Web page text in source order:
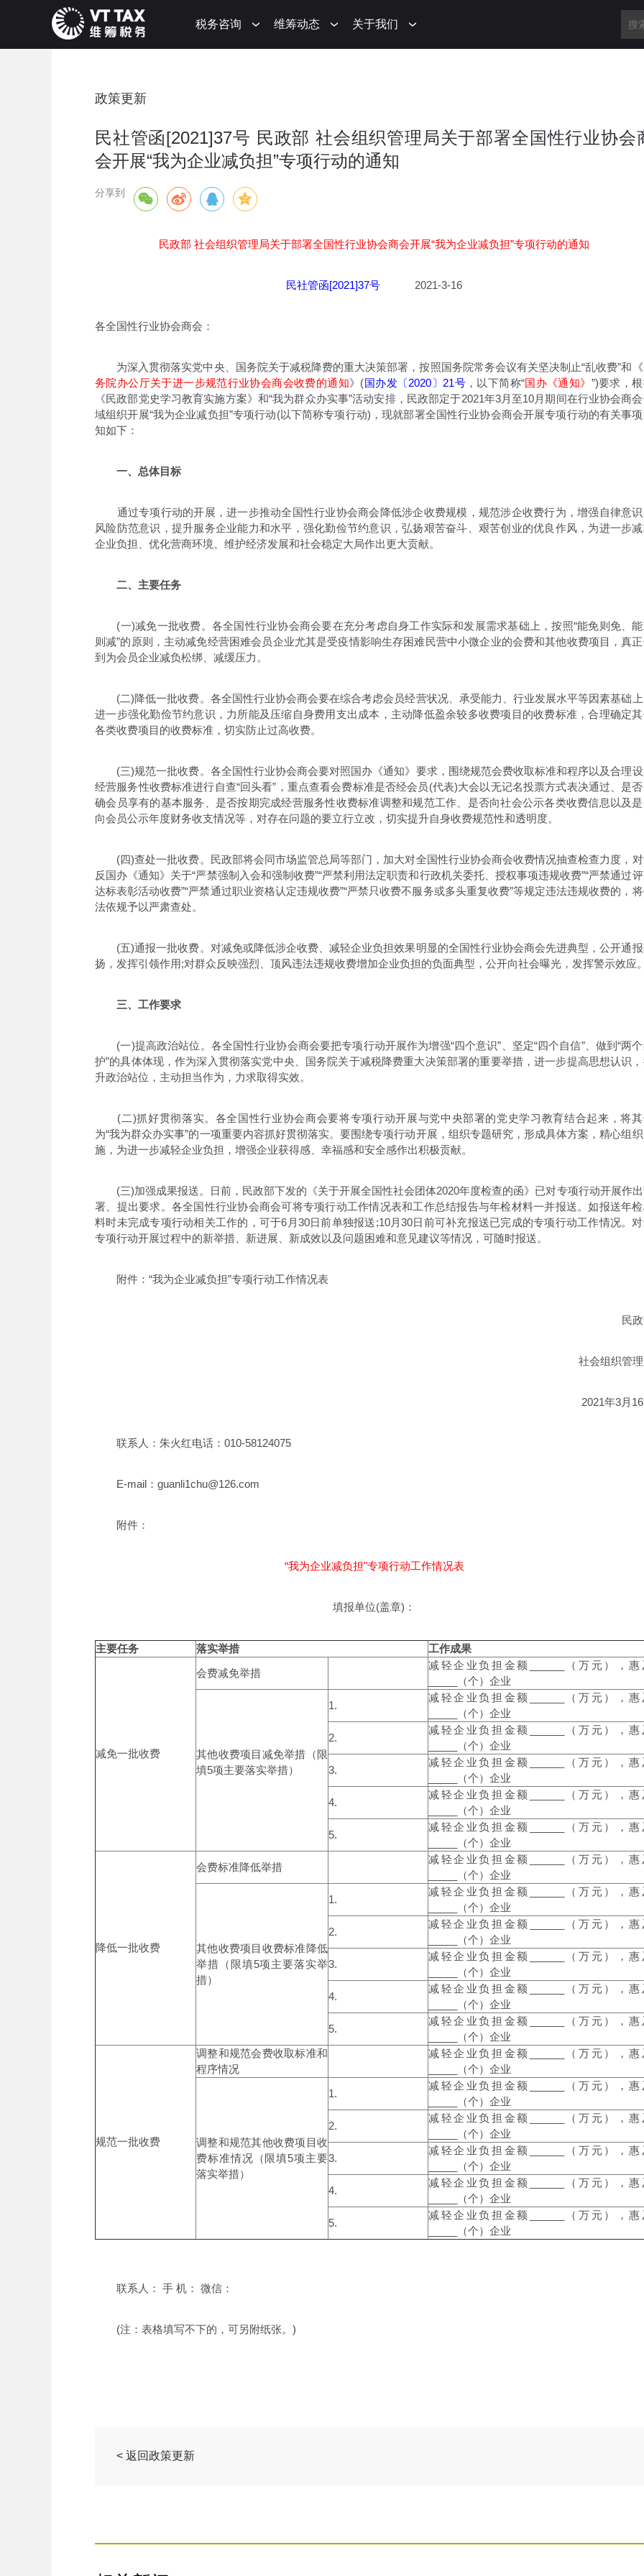
税务咨询 维筹动态 关于我们
政策更新
民社管函[2021]37号 民政部 社会组织管理局关于部署全国性行业协会
会开展“我为企业减负担”专项行动的通知
分享到
民政部 社会组织管理局关于部署全国性行业协会商会开展“我为企业减负担”专项行动的通知
民社管函[2021]37号 2021-3-16
各全国性行业协会商会：
为深入贯彻落实党中央、国务院关于减税降费的重大决策部署，按照国务院常务会议有关坚决制止“乱收费”和《
务院办公厅关于进一步规范行业协会商会收费的通知》(国办发〔2020〕21号，以下简称“国办《通知》 ”)要求，
《民政部党史学习教育实施方案》和“我为群众办实事”活动安排，民政部定于2021年3月至10月期间在行业协会商
域组织开展“我为企业减负担”专项行动(以下简称专项行动)，现就部署全国性行业协会商会开展专项行动的有关事项
知如下：
一、总体目标
通过专项行动的开展，进一步推动全国性行业协会商会降低涉企收费规模，规范涉企收费行为，增强自律意
风险防范意识，提升服务企业能力和水平，强化勤俭节约意识，弘扬艰苦奋斗、艰苦创业的优良作风，为进一步
企业负担、优化营商环境、维护经济发展和社会稳定大局作出更大贡献。
二、主要任务
(一)减免一批收费。各全国性行业协会商会要在充分考虑自身工作实际和发展需求基础上，按照“能免则免、
则减”的原则，主动减免经营困难会员企业尤其是受疫情影响生存困难民营中小微企业的会费和其他收费项目，真
到为会员企业减负松绑、减缓压力。
(二)降低一批收费。各全国性行业协会商会要在综合考虑会员经营状况、承受能力、行业发展水平等因素基础上
进一步强化勤俭节约意识，力所能及压缩自身费用支出成本，主动降低盈余较多收费项目的收费标准，合理确定
各类收费项目的收费标准，切实防止过高收费。
(三)规范一批收费。各全国性行业协会商会要对照国办《通知》要求，围绕规范会费收取标准和程序以及合理
经营服务性收费标准进行自查“回头看”，重点查看会费标准是否经会员(代表)大会以无记名投票方式表决通过、是否
确会员享有的基本服务、是否按期完成经营服务性收费标准调整和规范工作、是否向社会公示各类收费信息以及
向会员公示年度财务收支情况等，对存在问题的要立行立改，切实提升自身收费规范性和透明度。
(四)查处一批收费。民政部将会同市场监管总局等部门，加大对全国性行业协会商会收费情况抽查检查力度，
反国办《通知》关于“严禁强制入会和强制收费”“严禁利用法定职责和行政机关委托、授权事项违规收费”“严禁通过
达标表彰活动收费”“严禁通过职业资格认定违规收费”“严禁只收费不服务或多头重复收费”等规定违法违规收费的，
法依规予以严肃查处。
(五)通报一批收费。对减免或降低涉企收费、减轻企业负担效果明显的全国性行业协会商会先进典型，公开通
扬，发挥引领作用;对群众反映强烈、顶风违法违规收费增加企业负担的负面典型，公开向社会曝光，发挥警示效应。
三、工作要求
(一)提高政治站位。各全国性行业协会商会要把专项行动开展作为增强“四个意识”、坚定“四个自信”、做到“两
护”的具体体现，作为深入贯彻落实党中央、国务院关于减税降费重大决策部署的重要举措，进一步提高思想认识
升政治站位，主动担当作为，力求取得实效。
(二)抓好贯彻落实。各全国性行业协会商会要将专项行动开展与党中央部署的党史学习教育结合起来，将
为“我为群众办实事”的一项重要内容抓好贯彻落实。要围绕专项行动开展，组织专题研究，形成具体方案，精心组
施，为进一步减轻企业负担，增强企业获得感、幸福感和安全感作出积极贡献。
(三)加强成果报送。日前，民政部下发的《关于开展全国性社会团体2020年度检查的函》已对专项行动开展作
署、提出要求。各全国性行业协会商会可将专项行动工作情况表和工作总结报告与年检材料一并报送。如报送年
料时未完成专项行动相关工作的，可于6月30日前单独报送;10月30日前可补充报送已完成的专项行动工作情况。
专项行动开展过程中的新举措、新进展、新成效以及问题困难和意见建议等情况，可随时报送。
附件：“我为企业减负担”专项行动工作情况表
民
社会组织管
2021年3月
联系人：朱火红电话：010-58124075
E-mail：guanli1chu@126.com
附件：
“我为企业减负担"专项行动工作情况表
填报单位(盖章)：
主要任务 落实举措 工作成果
减免一批收费
会费减免举措
减轻企业负担金额______（万元），惠
_____（个）企业
其他收费项目减免举措（限
填5项主要落实举措）
1.
减轻企业负担金额______（万元），惠
_____（个）企业
2.
减轻企业负担金额______（万元），惠
_____（个）企业
3.
减轻企业负担金额______（万元），惠
_____（个）企业
4.
减轻企业负担金额______（万元），惠
_____（个）企业
5.
减轻企业负担金额______（万元），惠
_____（个）企业
降低一批收费
会费标准降低举措
减轻企业负担金额______（万元），惠
_____（个）企业
其他收费项目收费标准降低
举措（限填5项主要落实举
措）
1.
减轻企业负担金额______（万元），惠
_____（个）企业
2.
减轻企业负担金额______（万元），惠
_____（个）企业
3.
减轻企业负担金额______（万元），惠
_____（个）企业
4.
减轻企业负担金额______（万元），惠
_____（个）企业
5.
减轻企业负担金额______（万元），惠
_____（个）企业
规范一批收费
调整和规范会费收取标准和
程序情况
减轻企业负担金额______（万元），惠
_____（个）企业
调整和规范其他收费项目收
费标准情况（限填5项主要
落实举措）
1.
减轻企业负担金额______（万元），惠
_____（个）企业
2.
减轻企业负担金额______（万元），惠
_____（个）企业
3.
减轻企业负担金额______（万元），惠
_____（个）企业
4.
减轻企业负担金额______（万元），惠
_____（个）企业
5.
减轻企业负担金额______（万元），惠
_____（个）企业
联系人： 手 机： 微信：
(注：表格填写不下的，可另附纸张。)
< 返回政策更新